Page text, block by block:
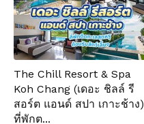
The Chill Resort & Spa
Koh Chang (เดอะ ชิลล์ รี
สอร์ต แอนด์ สปา เกาะช้าง)
ที่พักต...